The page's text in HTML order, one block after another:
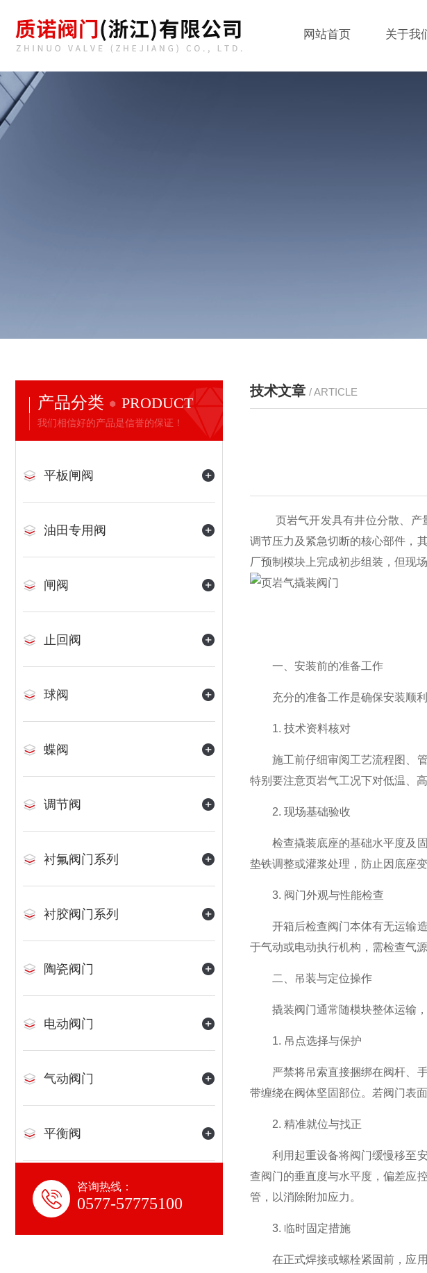
网站首页 关于我
产品分类 PRODUCT
我们相信好的产品是信誉的保证！
平板闸阀
油田专用阀
闸阀
止回阀
球阀
蝶阀
调节阀
衬氟阀门系列
衬胶阀门系列
陶瓷阀门
电动阀门
气动阀门
平衡阀
水力控制阀
咨询热线：
0577-57775100
技术文章 / ARTICLE
页岩气开发具有井位分散、产量
调节压力及紧急切断的核心部件，
厂预制模块上完成初步组装，但现
一、安装前的准备工作
充分的准备工作是确保安装顺利
1. 技术资料核对
施工前仔细审阅工艺流程图、管
特别要注意页岩气工况下对低温、
2. 现场基础验收
检查撬装底座的基础水平度及固
垫铁调整或灌浆处理，防止因底座
3. 阀门外观与性能检查
开箱后检查阀门本体有无运输造
于气动或电动执行机构，需检查气
二、吊装与定位操作
撬装阀门通常随模块整体运输，
1. 吊点选择与保护
严禁将吊索直接捆绑在阀杆、手
带缠绕在阀体坚固部位。若阀门表
2. 精准就位与找正
利用起重设备将阀门缓慢移至安
查阀门的垂直度与水平度，偏差应
管，以消除附加应力。
3. 临时固定措施
在正式焊接或螺栓紧固前，应用